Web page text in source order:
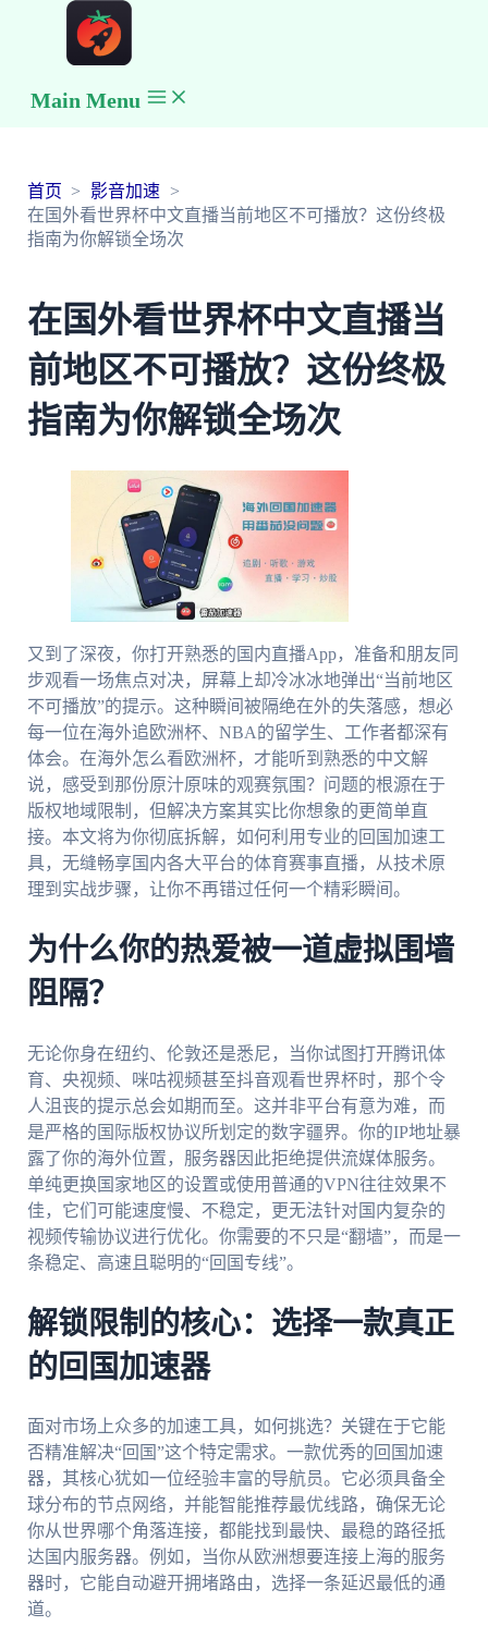
Main Menu
首页
影音加速
在国外看世界杯中文直播当前地区不可播放？这份终极
指南为你解锁全场次
在国外看世界杯中文直播当
前地区不可播放？这份终极
指南为你解锁全场次
又到了深夜，你打开熟悉的国内直播App，准备和朋友同
步观看一场焦点对决，屏幕上却冷冰冰地弹出“当前地区
不可播放”的提示。这种瞬间被隔绝在外的失落感，想必
每一位在海外追欧洲杯、NBA的留学生、工作者都深有
体会。在海外怎么看欧洲杯，才能听到熟悉的中文解
说，感受到那份原汁原味的观赛氛围？问题的根源在于
版权地域限制，但解决方案其实比你想象的更简单直
接。本文将为你彻底拆解，如何利用专业的回国加速工
具，无缝畅享国内各大平台的体育赛事直播，从技术原
理到实战步骤，让你不再错过任何一个精彩瞬间。
为什么你的热爱被一道虚拟围墙
阻隔？
无论你身在纽约、伦敦还是悉尼，当你试图打开腾讯体
育、央视频、咪咕视频甚至抖音观看世界杯时，那个令
人沮丧的提示总会如期而至。这并非平台有意为难，而
是严格的国际版权协议所划定的数字疆界。你的IP地址暴
露了你的海外位置，服务器因此拒绝提供流媒体服务。
单纯更换国家地区的设置或使用普通的VPN往往效果不
佳，它们可能速度慢、不稳定，更无法针对国内复杂的
视频传输协议进行优化。你需要的不只是“翻墙”，而是一
条稳定、高速且聪明的“回国专线”。
解锁限制的核心：选择一款真正
的回国加速器
面对市场上众多的加速工具，如何挑选？关键在于它能
否精准解决“回国”这个特定需求。一款优秀的回国加速
器，其核心犹如一位经验丰富的导航员。它必须具备全
球分布的节点网络，并能智能推荐最优线路，确保无论
你从世界哪个角落连接，都能找到最快、最稳的路径抵
达国内服务器。例如，当你从欧洲想要连接上海的服务
器时，它能自动避开拥堵路由，选择一条延迟最低的通
道。